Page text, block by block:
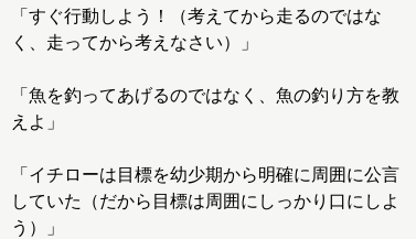
「すぐ行動しよう！（考えてから走るのではな
く、走ってから考えなさい）」
「魚を釣ってあげるのではなく、魚の釣り方を教
えよ」
「イチローは目標を幼少期から明確に周囲に公言
していた（だから目標は周囲にしっかり口にしよ
う）」